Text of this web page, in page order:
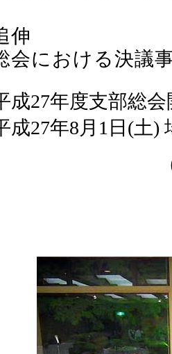
伸
会における決議
成27年度支部総
成27年8月1日(土)